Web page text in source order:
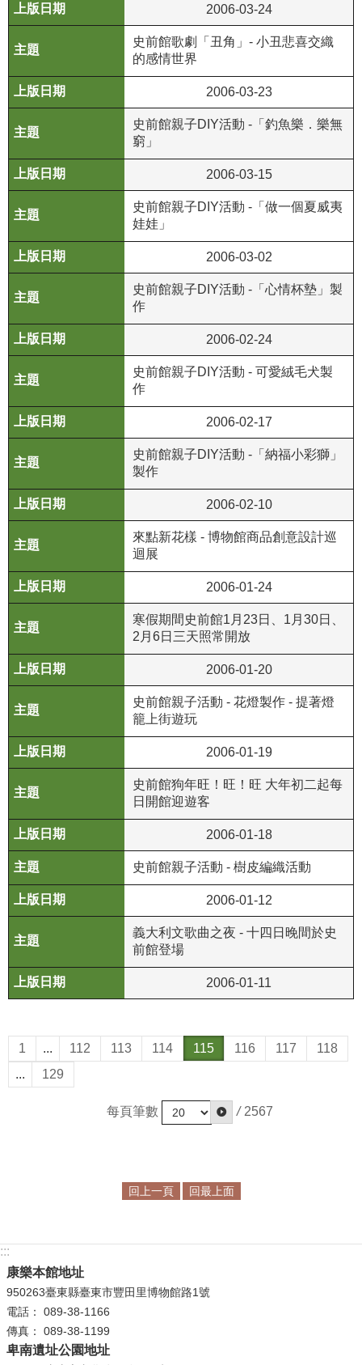
站
資
料
開
宣
告
隱
私
保
政
策
資
訊
安
宣
告
為
民
服
白
書
政
公
開
訊
2006-03-24
史前館歌劇「丑角」- 小丑悲喜交織
的感情世界
2006-03-23
史前館親子DIY活動 -「釣魚樂．樂無
窮」
2006-03-15
史前館親子DIY活動 -「做一個夏威夷
娃娃」
2006-03-02
史前館親子DIY活動 -「心情杯墊」製
作
2006-02-24
史前館親子DIY活動 - 可愛絨毛犬製
作
2006-02-17
史前館親子DIY活動 -「納福小彩獅」
製作
2006-02-10
來點新花樣 - 博物館商品創意設計巡
迴展
2006-01-24
寒假期間史前館1月23日、1月30日、
2月6日三天照常開放
2006-01-20
史前館親子活動 - 花燈製作 - 提著燈
籠上街遊玩
2006-01-19
史前館狗年旺！旺！旺 大年初二起每
日開館迎遊客
2006-01-18
史前館親子活動 - 樹皮編織活動
2006-01-12
義大利文歌曲之夜 - 十四日晚間於史
前館登場
2006-01-11
1 ... 112 113 114 115 116 117
118
...
129
每頁筆數 / 2567
回上一頁 回最上面
:::
康樂本館地址
950263臺東縣臺東市豐田里博物館路1號
電話： 089-38-1166
傳真： 089-38-1199
卑南遺址公園地址